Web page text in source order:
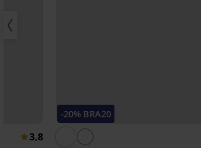
3,8
-20% BRA20